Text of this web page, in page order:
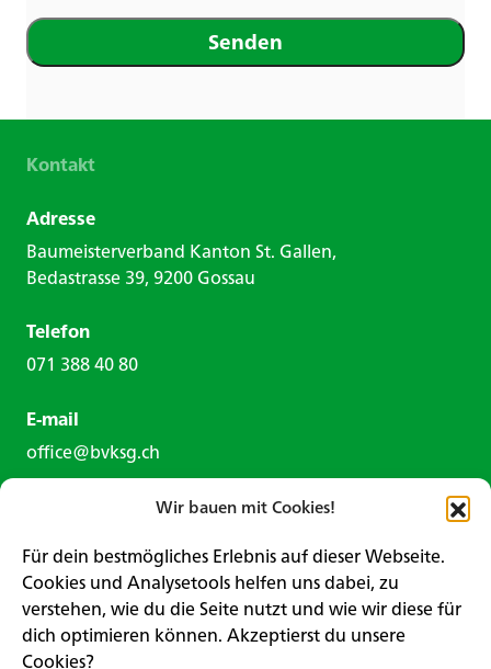
Wir bauen mit Cookies!
Für dein bestmögliches Erlebnis auf dieser Webseite.
Cookies und Analysetools helfen uns dabei, zu
verstehen, wie du die Seite nutzt und wie wir diese für
dich optimieren können. Akzeptierst du unsere
Cookies?
Kontakt
Adresse
Baumeisterverband Kanton St. Gallen,
Bedastrasse 39, 9200 Gossau
Telefon
071 388 40 80
E-mail
office@bvksg.ch
Kontaktformular